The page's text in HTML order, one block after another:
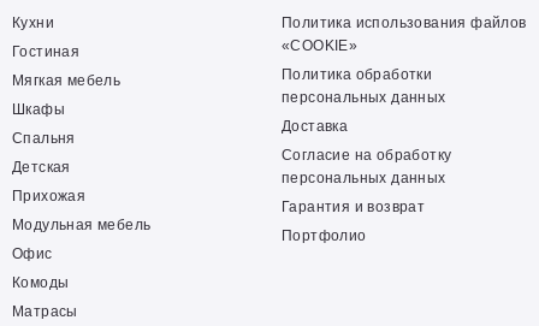
Кухни
Гостиная
Мягкая мебель
Шкафы
Спальня
Детская
Прихожая
Модульная мебель
Офис
Комоды
Матрасы
Политика использования файлов
«COOKIE»
Политика обработки
персональных данных
Доставка
Согласие на обработку
персональных данных
Гарантия и возврат
Портфолио